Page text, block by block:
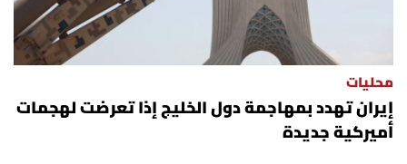
محليات
إيران تهدد بمهاجمة دول الخليج إذا تعرضت لهجمات
أميركية جديدة